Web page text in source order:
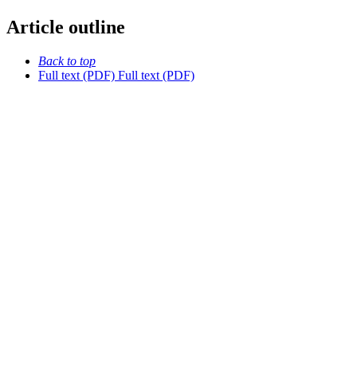
Article outline
Back to top
Full text (PDF) Full text (PDF)